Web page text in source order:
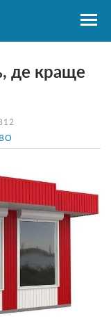
де краще